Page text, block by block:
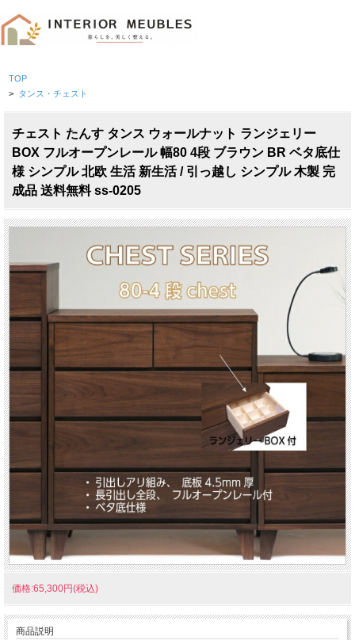
TOP
> タンス・チェスト
チェスト たんす タンス ウォールナット ランジェリー
BOX フルオープンレール 幅80 4段 ブラウン BR ベタ底仕
様 シンプル 北欧 生活 新生活 / 引っ越し シンプル 木製 完
成品 送料無料 ss-0205
価格:65,300円(税込)
商品説明